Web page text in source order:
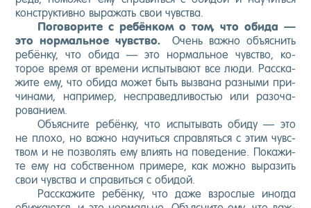
конс­трук­тивно вы­ражать свои чувс­тва.
По­гово­рите с ре­бён­ком о том, что оби­да —
это нор­маль­ное чувс­тво.Очень важ­но объ­яс­нить
ре­бён­ку, что оби­да — это нор­маль­ное чувс­тво, ко­
торое вре­мя от вре­мени ис­пы­тыва­ют все лю­ди. Рас­ска­
жите ему, что оби­да мо­жет быть выз­ва­на раз­ны­ми при­
чина­ми, нап­ри­мер, нес­пра­вед­ли­востью или ра­зоча­
рова­ни­ем.
Объ­яс­ни­те ре­бён­ку, что ис­пы­тывать оби­ду — это
не пло­хо, но важ­но на­учить­ся справ­лять­ся с этим чувс­
твом и не поз­во­лять ему вли­ять на по­веде­ние. По­кажи­
те ему на собс­твен­ном при­мере, как мож­но вы­разить
свои чувс­тва и спра­вить­ся с оби­дой.
Рас­ска­жите ре­бён­ку, что да­же взрос­лые иног­да